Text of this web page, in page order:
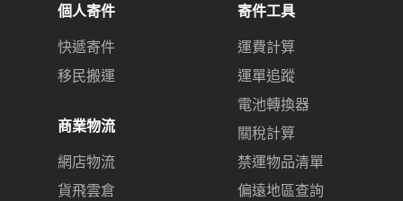
個人寄件
快遞寄件
移民搬運
商業物流
網店物流
貨飛雲倉
寄件工具
運費計算
運單追蹤
電池轉換器
關稅計算
禁運物品清單
偏遠地區查詢